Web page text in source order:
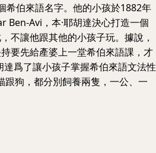
希伯來語名字。他的小孩於1882年
Avi，本·耶胡達決心打造一個
不讓他跟其他的小孩子玩。據說，
要先給產婆上一堂希伯來語課，才
爲了讓小孩子掌握希伯來語文法性
狗，都分別飼養兩隻，一公、一